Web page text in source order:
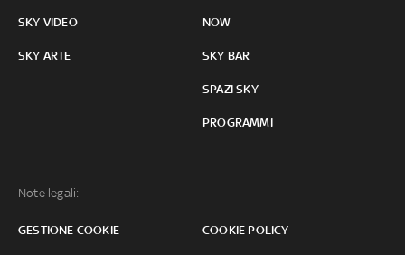
SKY VIDEO
SKY ARTE
NOW
SKY BAR
SPAZI SKY
PROGRAMMI
Note legali:
GESTIONE COOKIE COOKIE POLICY